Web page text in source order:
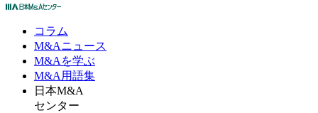
コラム
M&Aニュース
M&Aを学ぶ
M&A 用語集
日本M&A
センター